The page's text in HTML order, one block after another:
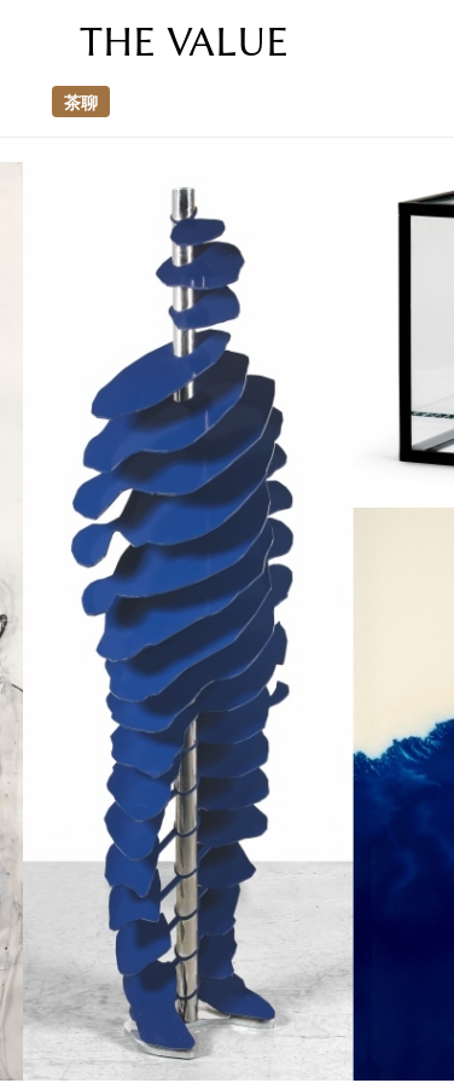
THE VALUE
茶聊